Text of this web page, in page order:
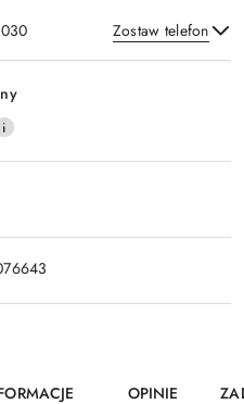
Zostaw telefon
OPINIE